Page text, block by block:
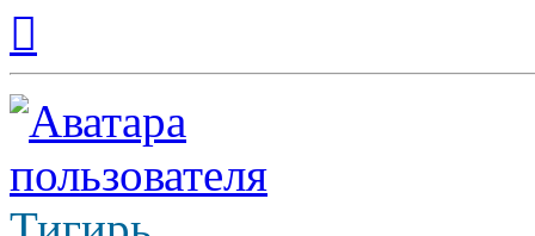
началу